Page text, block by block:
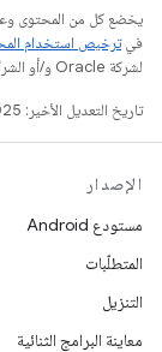
يخضع كل من المحتوى
فيترخيص استخدام
لشركة Oracle و/أو الشركات التابعة لها.
تاريخ التعديل الأخير: 2025-12-04 (حسب التوقيت العالمي المتفَّق عليه)
الإصدار
مستودع Android
المتطلّبات
التنزيل
معاينة البرامج الثنائية